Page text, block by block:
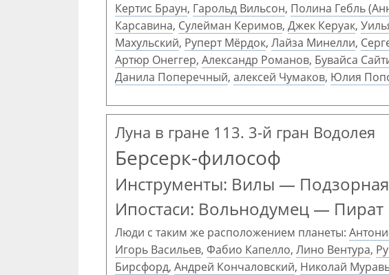
Кертис Браун, Гарольд Вильсон, Полина Гебль
Карсавина, Сулейман Керимов, Джек Керуак,
Махульский, Руперт Мёрдок, Лайза Минелли,
Артюр Онеггер, Александр Романов, Бувайса
Данила Поперечный, алексей Чумаков, Юлия
Луна в гране 113. 3-й гран Водолея
Берсерк-философ
Инструменты: Вилы — Подзорная
Ипостаси: Вольнодумец — Пират
Люди с таким же расположением планеты:
Игорь Васильев, Фабио Капелло, Лино Вентура,
Бирсфорд, Андрей Кончаловский, Николай